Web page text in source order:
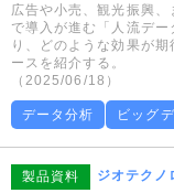
広告や小売、観光振興
で導入が進む「人流デ
り、どのような効果が
ースを紹介する。
（2025/06/18）
データ分析 ビッグ
製品資料 ジオテクノ